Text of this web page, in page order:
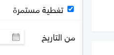
تغطية مستمرة
من التاريخ